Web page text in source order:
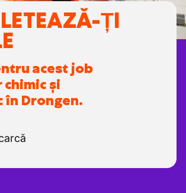
ȚI
acest job
și
în Drongen.